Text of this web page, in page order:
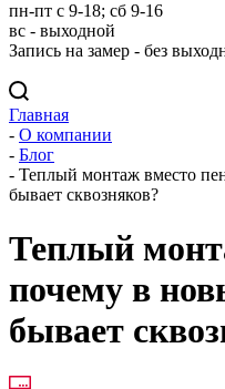
пн-пт с 9-18; сб 9-16
вс - выходной
Запись на замер - без
Главная
- О компании
- Блог
- Теплый монтаж вместо
бывает сквозняков?
Теплый
почему в
бывает